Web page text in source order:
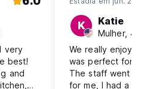
very
best!
and
K Katie
Mulher,
We really
was perfect for
The staff went
for me, I had a